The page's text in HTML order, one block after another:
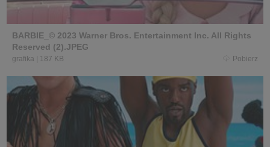
BARBIE_© 2023 Warner Bros. Entertainment Inc. All Rights
Reserved (2).JPEG
grafika 187 KB Pobierz